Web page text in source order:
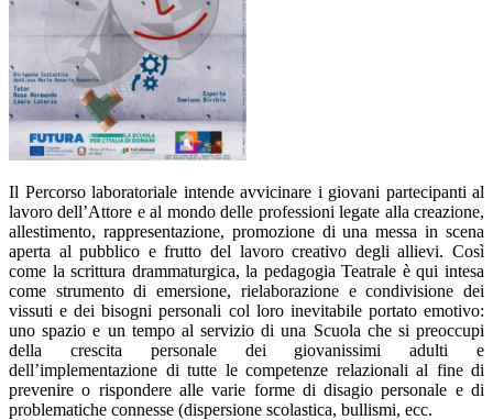
Il Percorso laboratoriale intende avvicinare i giovani partecipanti al
lavoro dell’Attore e al mondo delle professioni legate alla creazione,
allestimento, rappresentazione, promozione di una messa in scena
aperta al pubblico e frutto del lavoro creativo degli allievi. Così
come la scrittura drammaturgica, la pedagogia Teatrale è qui intesa
come strumento di emersione, rielaborazione e condivisione dei
vissuti e dei bisogni personali col loro inevitabile portato emotivo:
uno spazio e un tempo al servizio di una Scuola che si preoccupi
della crescita personale dei giovanissimi adulti e
dell’implementazione di tutte le competenze relazionali al fine di
prevenire o rispondere alle varie forme di disagio personale e di
problematiche connesse (dispersione scolastica, bullismi, ecc.